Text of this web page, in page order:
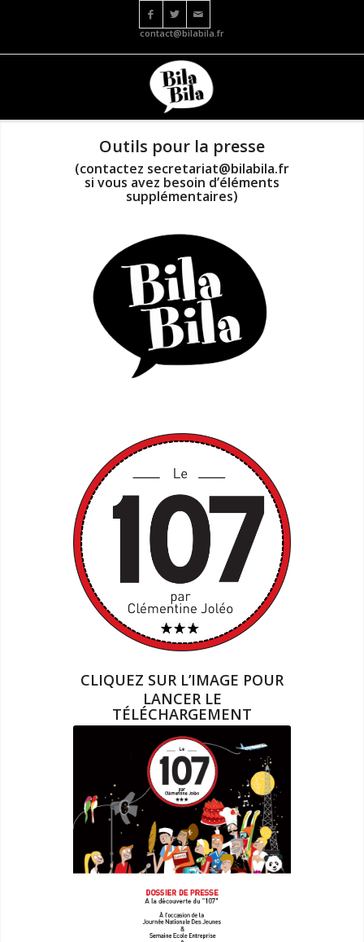
contact@bilabila.fr
Suivant
Outils pour la presse
(contactez secretariat@bilabila.fr
si vous avez besoin d’éléments
supplémentaires)
CLIQUEZ SUR L’IMAGE POUR
LANCER LE
TÉLÉCHARGEMENT